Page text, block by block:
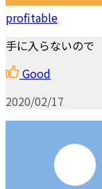
profitable
手に入らないので
Good
2020/02/17